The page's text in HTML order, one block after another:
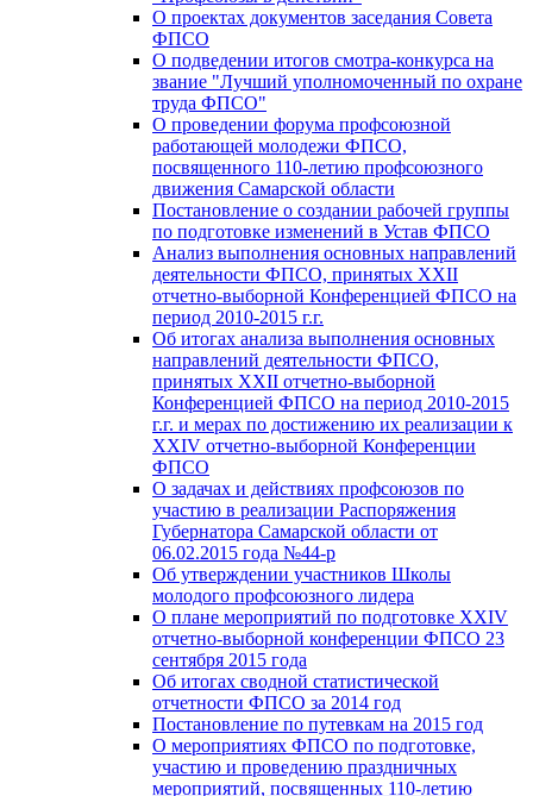
О проектах документов заседания Совета
ФПСО
О подведении итогов смотра-конкурса на
звание "Лучший уполномоченный по охране
труда ФПСО"
О проведении форума профсоюзной
работающей молодежи ФПСО,
посвященного 110-летию профсоюзного
движения Самарской области
Постановление о создании рабочей группы
по подготовке изменений в Устав ФПСО
Анализ выполнения основных направлений
деятельности ФПСО, принятых XXII
отчетно-выборной Конференцией ФПСО на
период 2010-2015 г.г.
Об итогах анализа выполнения основных
направлений деятельности ФПСО,
принятых XXII отчетно-выборной
Конференцией ФПСО на период 2010-2015
г.г. и мерах по достижению их реализации к
XXIV отчетно-выборной Конференции
ФПСО
О задачах и действиях профсоюзов по
участию в реализации Распоряжения
Губернатора Самарской области от
06.02.2015 года №44-р
Об утверждении участников Школы
молодого профсоюзного лидера
О плане мероприятий по подготовке XXIV
отчетно-выборной конференции ФПСО 23
сентября 2015 года
Об итогах сводной статистической
отчетности ФПСО за 2014 год
Постановление по путевкам на 2015 год
О мероприятиях ФПСО по подготовке,
участию и проведению праздничных
мероприятий, посвященных 110-летию